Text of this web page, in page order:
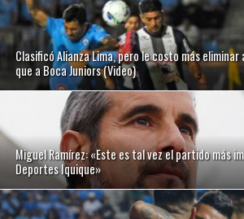
Clasificó Alianza Lima, pero le costo más
que a Boca Juniors (Video)
Miguel Ramírez: «Este es tal vez el partido más
Deportes Iquique»